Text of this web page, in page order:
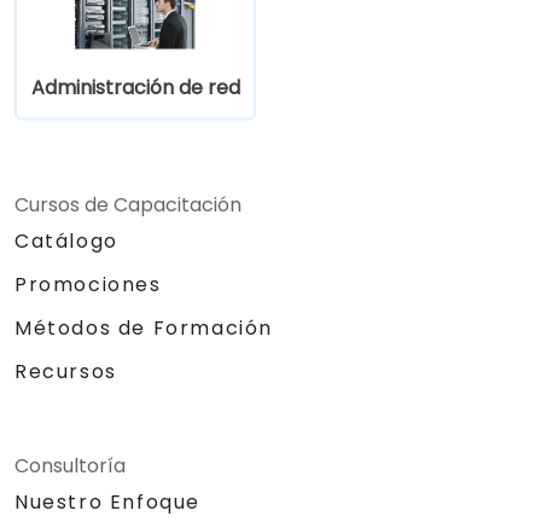
Administración de red
Cursos de Capacitación
Catálogo
Promociones
Métodos de Formación
Recursos
Consultoría
Nuestro Enfoque